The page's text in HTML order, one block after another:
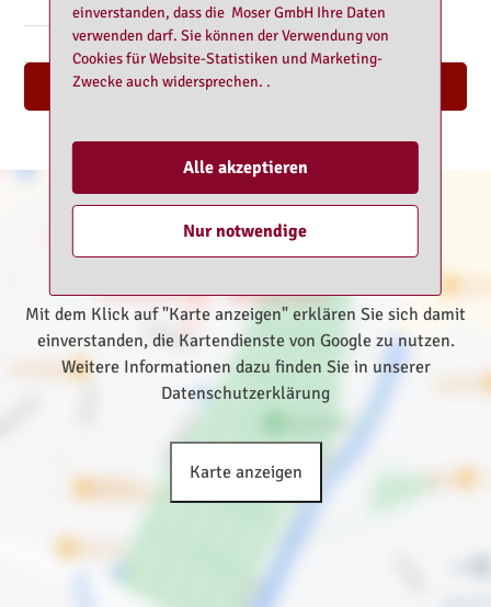
einverstanden, dass die Moser GmbH Ihre Daten
verwenden darf. Sie können der Verwendung von
Cookies für Website-Statistiken und Marketing-
Zwecke auch widersprechen. .
Alle akzeptieren
Nur notwendige
Nach oben
Mit dem Klick auf "Karte anzeigen" erklären Sie sich damit
einverstanden, die Kartendienste von Google zu nutzen.
Weitere Informationen dazu finden Sie in unserer
Datenschutzerklärung
Karte anzeigen